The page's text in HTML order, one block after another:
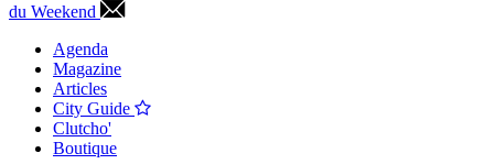
du Weekend
Agenda
Magazine
Articles
City Guide
Clutcho'
Boutique